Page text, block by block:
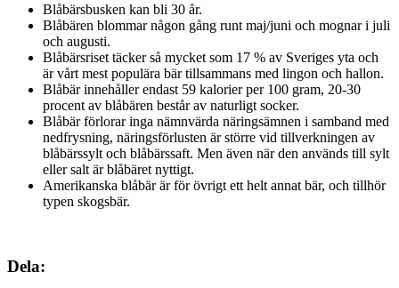
Blåbärsbusken kan bli 30 år.
Blåbären blommar någon gång runt maj/juni och mognar i juli
och augusti.
Blåbärsriset täcker så mycket som 17 % av Sveriges yta och
är vårt mest populära bär tillsammans med lingon och hallon.
Blåbär innehåller endast 59 kalorier per 100 gram, 20-30
procent av blåbären består av naturligt socker.
Blåbär förlorar inga nämnvärda näringsämnen i samband med
nedfrysning, näringsförlusten är större vid tillverkningen av
blåbärssylt och blåbärssaft. Men även när den används till sylt
eller salt är blåbäret nyttigt.
Amerikanska blåbär är för övrigt ett helt annat bär, och tillhör
typen skogsbär.
Dela: